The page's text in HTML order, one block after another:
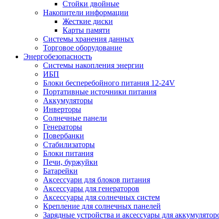
Стойки двойные
Накопители информации
Жесткие диски
Карты памяти
Системы хранения данных
Торговое оборудование
Энергобезопасность
Системы накопления энергии
ИБП
Блоки бесперебойного питания 12-24V
Портативные источники питания
Аккумуляторы
Инверторы
Солнечные панели
Генераторы
Повербанки
Стабилизаторы
Блоки питания
Печи, буржуйки
Батарейки
Аксессуари для блоков питания
Аксессуары для генераторов
Аксессуары для солнечных систем
Крепление для солнечных панелей
Зарядные устройства и аксессуары для